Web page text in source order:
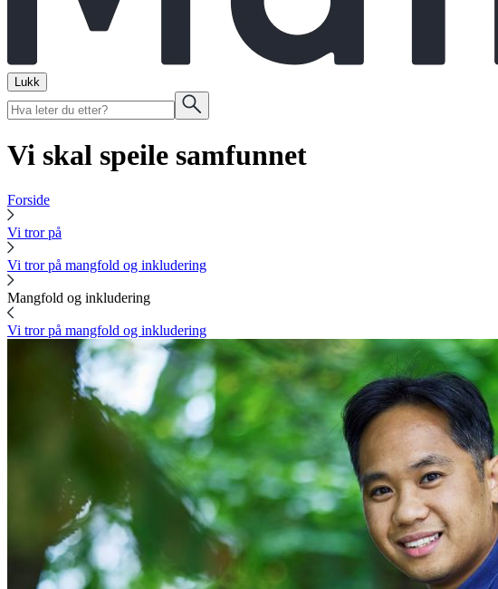
Lukk
Vi skal speile samfunnet
Forside
Vi tror på
Vi tror på mangfold og inkludering
Mangfold og inkludering
Vi tror på mangfold og inkludering